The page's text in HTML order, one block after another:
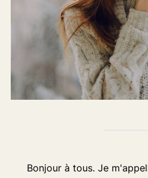
Bonjour à tous. Je